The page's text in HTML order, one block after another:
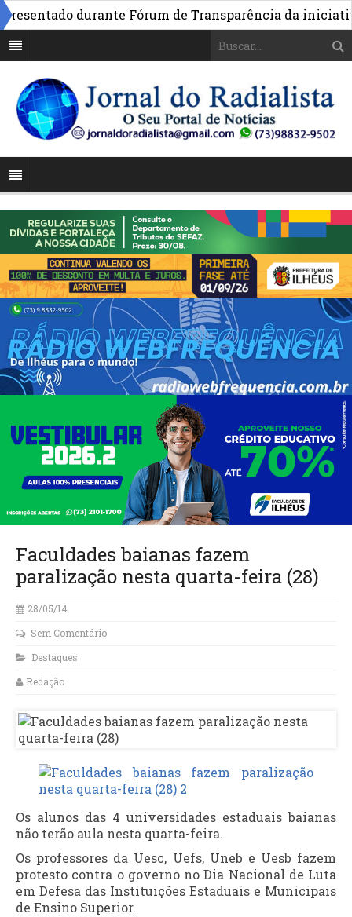
durante Fórum de Transparência da iniciativa
Faculdades baianas fazem
paralização nesta quarta-feira (28)
28/05/14
Sem Comentário
Destaques
Redação
Os alunos das 4 universidades estaduais baianas
não terão aula nesta quarta-feira.
Os professores da Uesc, Uefs, Uneb e Uesb fazem
protesto contra o governo no Dia Nacional de Luta
em Defesa das Instituições Estaduais e Municipais
de Ensino Superior.